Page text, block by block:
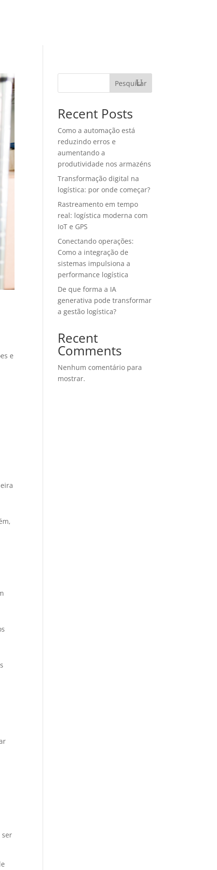
e
ser
Pesquisar
Recent Posts
Como a automação está
reduzindo erros e
aumentando a
produtividade nos armazéns
Transformação digital na
logística: por onde começar?
Rastreamento em tempo
real: logística moderna com
IoT e GPS
Conectando operações:
Como a integração de
sistemas impulsiona a
performance logística
De que forma a IA
generativa pode transformar
a gestão logística?
Recent
Comments
Nenhum comentário para
mostrar.